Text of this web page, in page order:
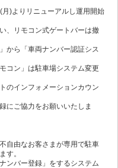
)よりリニューアルし運用開始
、リモコン式ゲートバーは撤
から「車両ナンバー認証シス
コン」は駐車場システム変更
のインフォメーションカウン
にご協力をお願いいたしま
自由なお客さまが専用で駐車
す。
ンバー登録」をするシステム